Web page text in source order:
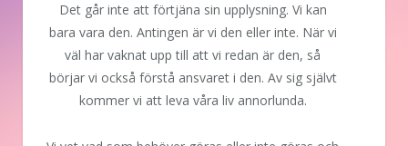
Det går inte att förtjäna sin upplysning. Vi kan
bara vara den. Antingen är vi den eller inte. När vi
väl har vaknat upp till att vi redan är den, så
börjar vi också förstå ansvaret i den. Av sig självt
kommer vi att leva våra liv annorlunda.